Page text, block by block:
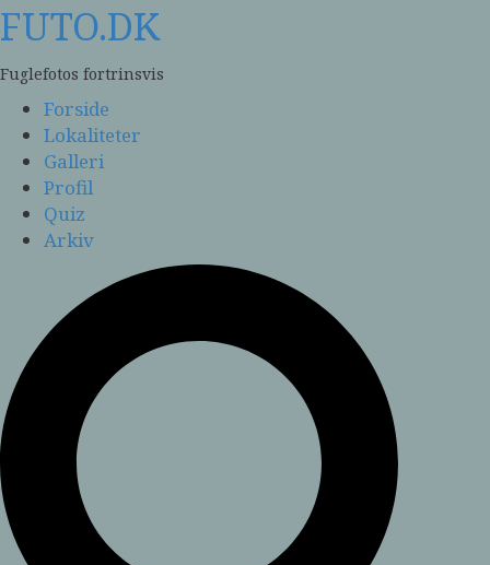
Skip
to
content
FUTO.DK
Fuglefotos fortrinsvis
Forside
Lokaliteter
Galleri
Profil
Quiz
Arkiv